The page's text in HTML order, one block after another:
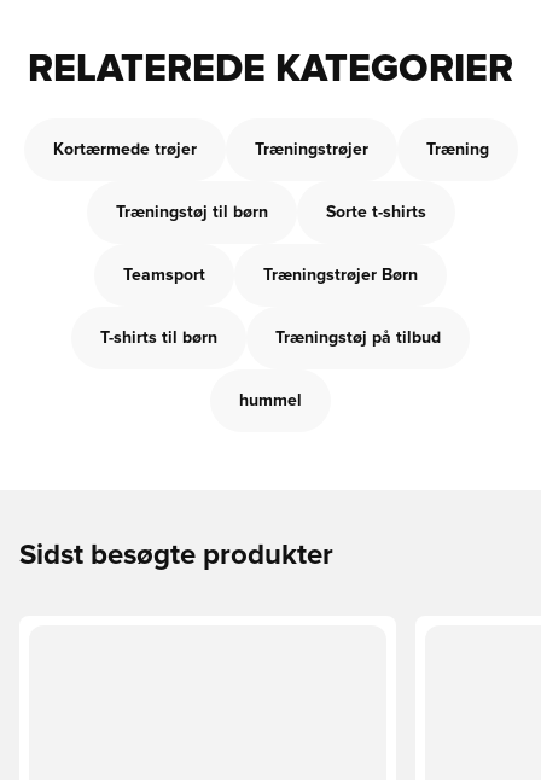
RELATEREDE KATEGORIER
Kortærmede trøjer Træningstrøjer Træning
Træningstøj til børn Sorte t-shirts
Teamsport Træningstrøjer Børn
T-shirts til børn Træningstøj på tilbud
hummel
Sidst besøgte produkter